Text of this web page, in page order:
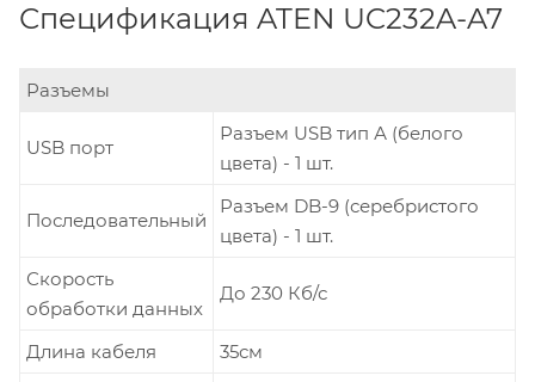
Спецификация ATEN UC232A-A7
Разъемы
USB порт
Разъем USB тип А (белого
цвета) - 1 шт.
Последовательный
Разъем DB-9 (серебристого
цвета) - 1 шт.
Скорость
обработки данных
До 230 Кб/с
Длина кабеля 35см